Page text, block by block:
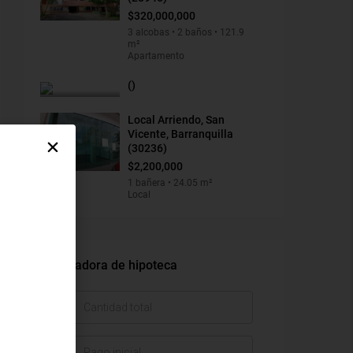
$320,000,000
3 alcobas • 2 baños • 121.9
m²
Apartamento
()
Local Arriendo, San
Vicente, Barranquilla
(30236)
$2,200,000
1 bañera • 24.05 m²
Local
Calculadora de hipoteca